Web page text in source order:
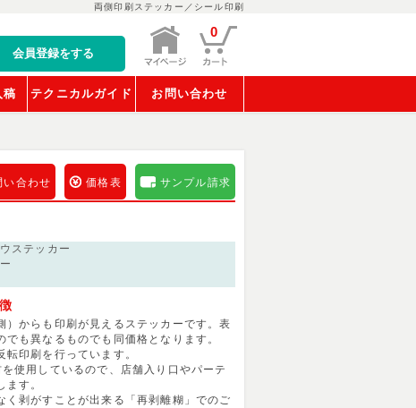
両側印刷ステッカー／シール印刷
会員登録をする
0
稿 テクニカルガイド お問い合わせ
い合わせ 価格表 サンプル請求
ステッカー
）からも印刷が見えるステッカーです。表
も異なるものでも同価格となります。
転印刷を行っています。
使用しているので、店舗入り口やパーテ
す。
く剥がすことが出来る「再剥離糊」でのご